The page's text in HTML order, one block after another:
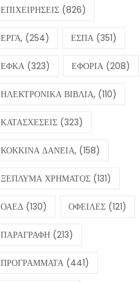
ΕΠΙΧΕΙΡΗΣΕΙΣ (826)
ΕΡΓΑ, (254) ΕΣΠΑ (351)
ΕΦΚΑ (323) ΕΦΟΡΙΑ (208)
ΗΛΕΚΤΡΟΝΙΚΑ ΒΙΒΛΙΑ, (110)
ΚΑΤΑΣΧΕΣΕΙΣ (323)
ΚΟΚΚΙΝΑ ΔΑΝΕΙΑ, (158)
ΞΕΠΛΥΜΑ ΧΡΗΜΑΤΟΣ (131)
ΟΑΕΔ (130) ΟΦΕΙΛΕΣ (121)
ΠΑΡΑΓΡΑΦΗ (213)
ΠΡΟΓΡΑΜΜΑΤΑ (441)